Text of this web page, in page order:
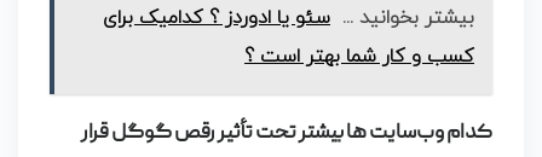
بیشتر بخوانید ... سئو یا ادوردز ؟ کدامیک برای
کسب و کار شما بهتر است ؟
کدام وب‌سایت‌ ها بیشتر تحت تأثیر رقص گوگل قرار